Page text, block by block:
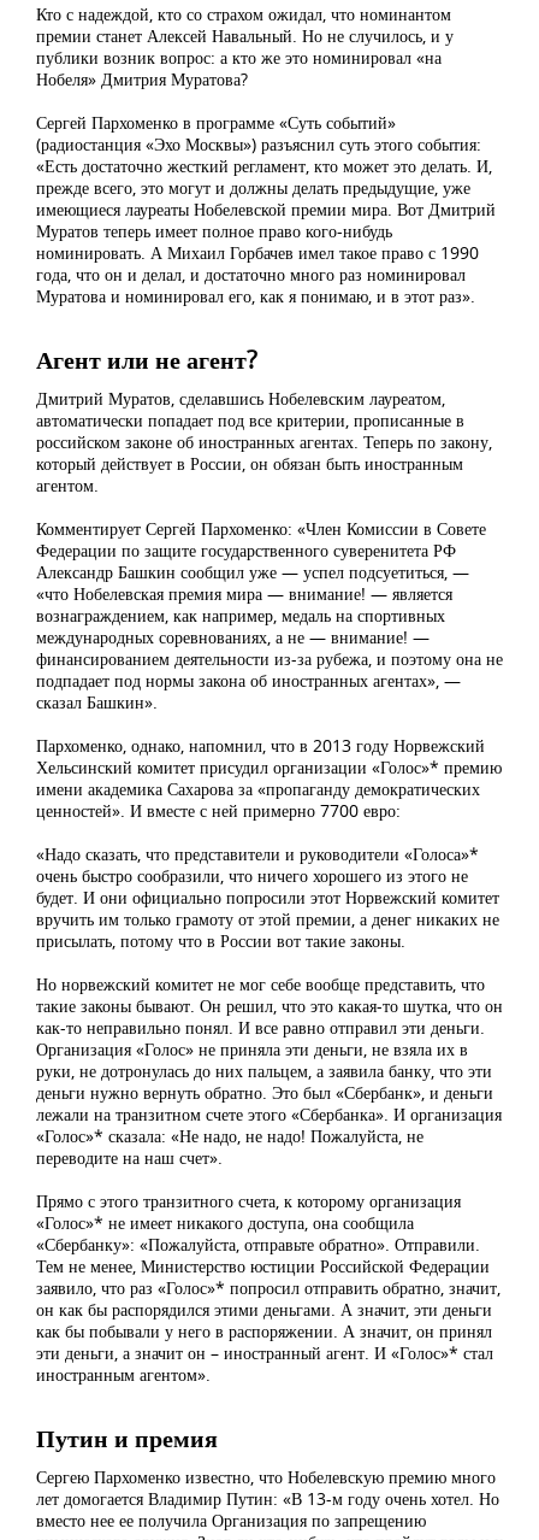
Кто с надеждой, кто со страхом ожидал, что номинантом
премии станет Алексей Навальный. Но не случилось, и у
публики возник вопрос: а кто же это номинировал «на
Нобеля» Дмитрия Муратова?
Сергей Пархоменко в программе «Суть событий»
(радиостанция «Эхо Москвы») разъяснил суть этого события:
«Есть достаточно жесткий регламент, кто может это делать. И,
прежде всего, это могут и должны делать предыдущие, уже
имеющиеся лауреаты Нобелевской премии мира. Вот Дмитрий
Муратов теперь имеет полное право кого-нибудь
номинировать. А Михаил Горбачев имел такое право с 1990
года, что он и делал, и достаточно много раз номинировал
Муратова и номинировал его, как я понимаю, и в этот раз».
Агент или не агент?
Дмитрий Муратов, сделавшись Нобелевским лауреатом,
автоматически попадает под все критерии, прописанные в
российском законе об иностранных агентах. Теперь по закону,
который действует в России, он обязан быть иностранным
агентом.
Комментирует Сергей Пархоменко: «Член Комиссии в Совете
Федерации по защите государственного суверенитета РФ
Александр Башкин сообщил уже — успел подсуетиться, —
«что Нобелевская премия мира — внимание! — является
вознаграждением, как например, медаль на спортивных
международных соревнованиях, а не — внимание! —
финансированием деятельности из-за рубежа, и поэтому она не
подпадает под нормы закона об иностранных агентах», —
сказал Башкин».
Пархоменко, однако, напомнил, что в 2013 году Норвежский
Хельсинский комитет присудил организации «Голос»* премию
имени академика Сахарова за «пропаганду демократических
ценностей». И вместе с ней примерно 7700 евро:
«Надо сказать, что представители и руководители «Голоса»*
очень быстро сообразили, что ничего хорошего из этого не
будет. И они официально попросили этот Норвежский комитет
вручить им только грамоту от этой премии, а денег никаких не
присылать, потому что в России вот такие законы.
Но норвежский комитет не мог себе вообще представить, что
такие законы бывают. Он решил, что это какая-то шутка, что он
как-то неправильно понял. И все равно отправил эти деньги.
Организация «Голос» не приняла эти деньги, не взяла их в
руки, не дотронулась до них пальцем, а заявила банку, что эти
деньги нужно вернуть обратно. Это был «Сбербанк», и деньги
лежали на транзитном счете этого «Сбербанка». И организация
«Голос»* сказала: «Не надо, не надо! Пожалуйста, не
переводите на наш счет».
Прямо с этого транзитного счета, к которому организация
«Голос»* не имеет никакого доступа, она сообщила
«Сбербанку»: «Пожалуйста, отправьте обратно». Отправили.
Тем не менее, Министерство юстиции Российской Федерации
заявило, что раз «Голос»* попросил отправить обратно, значит,
он как бы распорядился этими деньгами. А значит, эти деньги
как бы побывали у него в распоряжении. А значит, он принял
эти деньги, а значит он – иностранный агент. И «Голос»* стал
иностранным агентом».
Путин и премия
Сергею Пархоменко известно, что Нобелевскую премию много
лет домогается Владимир Путин: «В 13-м году очень хотел. Но
вместо нее ее получила Организация по запрещению